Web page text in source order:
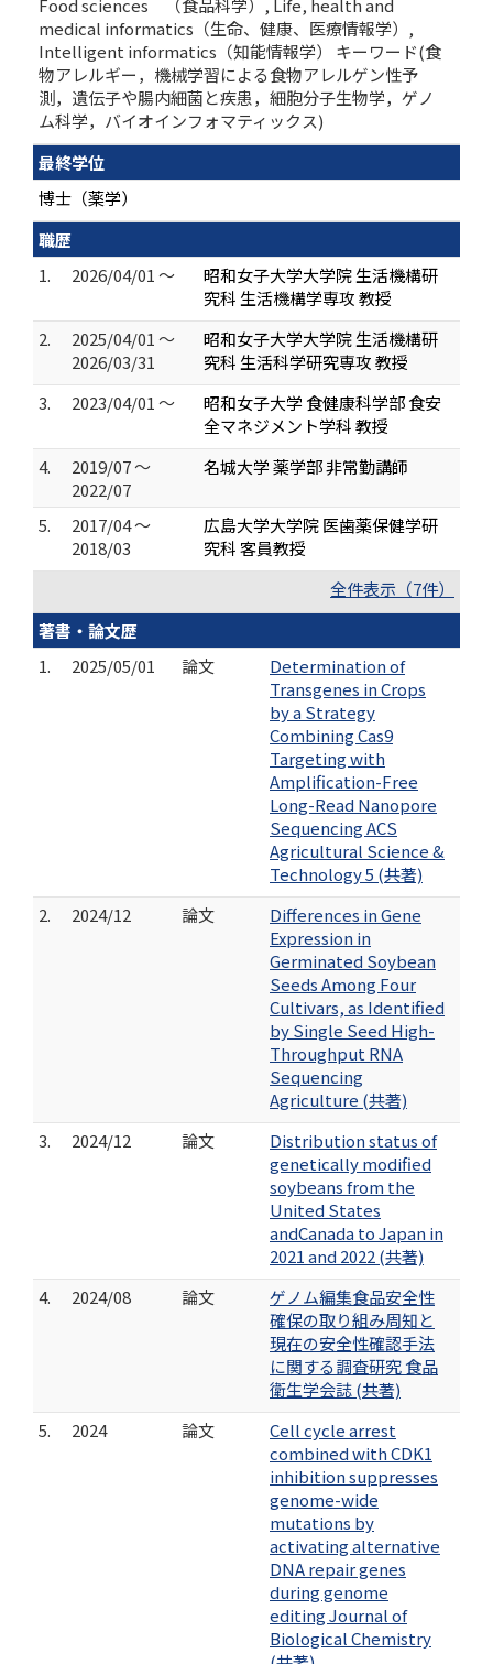
Food sciences （食品科学）, Life, health and
medical informatics（生命、健康、医療情報学）,
Intelligent informatics（知能情報学） キーワード(食
物アレルギー，機械学習による食物アレルゲン性予
測，遺伝子や腸内細菌と疾患，細胞分子生物学，ゲノ
ム科学，バイオインフォマティックス)
最終学位
博士（薬学）
職歴
1.
2026/04/01 ～
昭和女子大学大学院 生活機構研
究科 生活機構学専攻 教授
2.
2025/04/01 ～
2026/03/31
昭和女子大学大学院 生活機構研
究科 生活科学研究専攻 教授
3.
2023/04/01 ～
昭和女子大学 食健康科学部 食安
全マネジメント学科 教授
4.
2019/07 ～
2022/07
名城大学 薬学部 非常勤講師
5.
2017/04 ～
2018/03
広島大学大学院 医歯薬保健学研
究科 客員教授
全件表示（7件）
著書・論文歴
1.
2025/05/01 論文
Determination of
Transgenes in Crops
by a Strategy
Combining Cas9
Targeting with
Amplification-Free
Long-Read Nanopore
Sequencing ACS
Agricultural Science &
Technology 5 (共著)
2.
2024/12 論文
Differences in Gene
Expression in
Germinated Soybean
Seeds Among Four
Cultivars, as Identified
by Single Seed High-
Throughput RNA
Sequencing
Agriculture (共著)
3.
2024/12 論文
Distribution status of
genetically modified
soybeans from the
United States
andCanada to Japan in
2021 and 2022 (共著)
4.
2024/08 論文
ゲノム編集食品安全性
確保の取り組み周知と
現在の安全性確認手法
に関する調査研究 食品
衛生学会誌 (共著)
5.
2024 論文
Cell cycle arrest
combined with CDK1
inhibition suppresses
genome-wide
mutations by
activating alternative
DNA repair genes
during genome
editing Journal of
Biological Chemistry